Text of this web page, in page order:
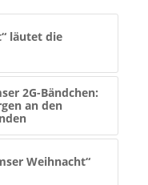
läutet die
2G-Bändchen:
an den
Weihnacht“